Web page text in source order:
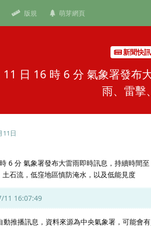
版規 萌芽網頁
新聞快訊
11 日 16 時 6 分 氣象署發
雨、雷擊
11日
6 分 氣象署發布大雷雨即時訊息，持續時間
石流，低窪地區慎防淹水，以及低能見度
11 16:07:49
推播訊息，資料來源為中央氣象署，可能會有